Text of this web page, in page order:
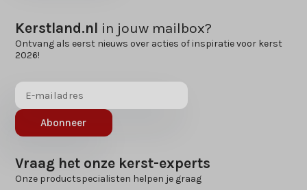
Kerstland.nl in jouw mailbox?
Ontvang als eerst nieuws over acties of inspiratie voor kerst
2026!
Abonneer
Vraag het onze kerst-experts
Onze productspecialisten helpen je graag